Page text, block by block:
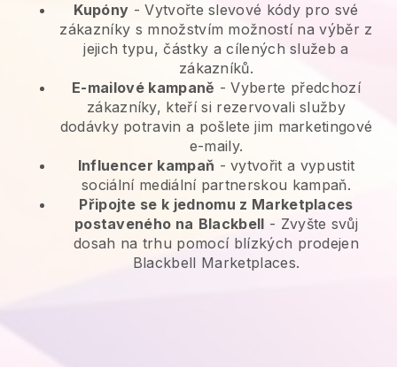
Kupóny - Vytvořte slevové kódy pro své
zákazníky s množstvím možností na výběr z
jejich typu, částky a cílených služeb a
zákazníků.
E-mailové kampaně -Vyberte předchozí
zákazníky, kteří si rezervovali služby
dodávky potravin a pošlete jim marketingové
e-maily.
Influencer kampaň - vytvořit a vypustit
sociální mediální partnerskou kampaň.
Připojte se k jednomu z Marketplaces
postaveného na Blackbell - Zvyšte svůj
dosah na trhu pomocí blízkých prodejen
Blackbell Marketplaces.